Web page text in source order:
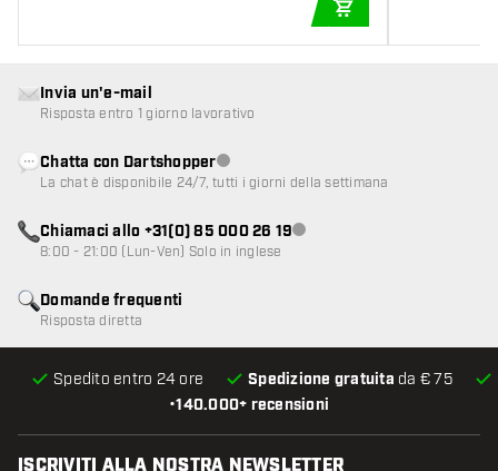
•140.000+ recensioni
Spedito entro 24 ore Spedizione gratuita da € 75
Domande frequenti
Risposta diretta
Invia un'e-mail
Risposta entro 1 giorno lavorativo
Chatta con DartshopperServizio clienti non disponibile
La chat è disponibile 24/7, tutti i giorni della settimana
Chiamaci allo +31(0) 85 000 26 19Servizio clienti non disponibile
8:00 - 21:00 (Lun-Ven) Solo in inglese
ISCRIVITI ALLA NOSTRA NEWSLETTER